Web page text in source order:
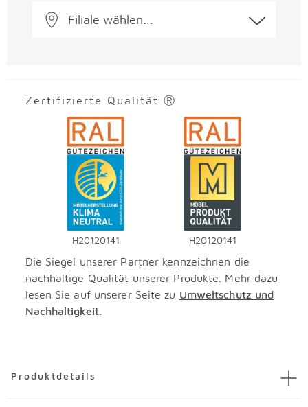
Filiale wählen...
Zertifizierte Qualität Ⓡ
H20120141 H20120141
Die Siegel unserer Partner kennzeichnen die
nachhaltige Qualität unserer Produkte. Mehr dazu
lesen Sie auf unserer Seite zu Umweltschutz und
Nachhaltigkeit.
Produktdetails